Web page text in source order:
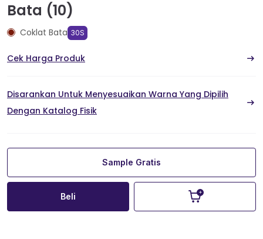
Bata (10)
Coklat Bata 30S
Cek Harga Produk
Disarankan Untuk Menyesuaikan Warna Yang Dipilih
Dengan Katalog Fisik
Sample Gratis
Beli